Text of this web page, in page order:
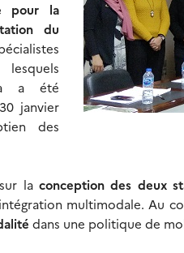
pour la
du
a été
janvier
des
la conception des deux
multimodale. Au
dans une politique de